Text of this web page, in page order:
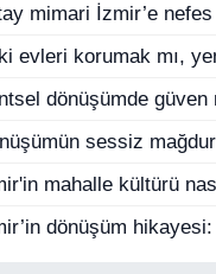
mimari İzmir’e nefes
evleri korumak mı,
dönüşümde güven
sessiz
mahalle kültürü
dönüşüm